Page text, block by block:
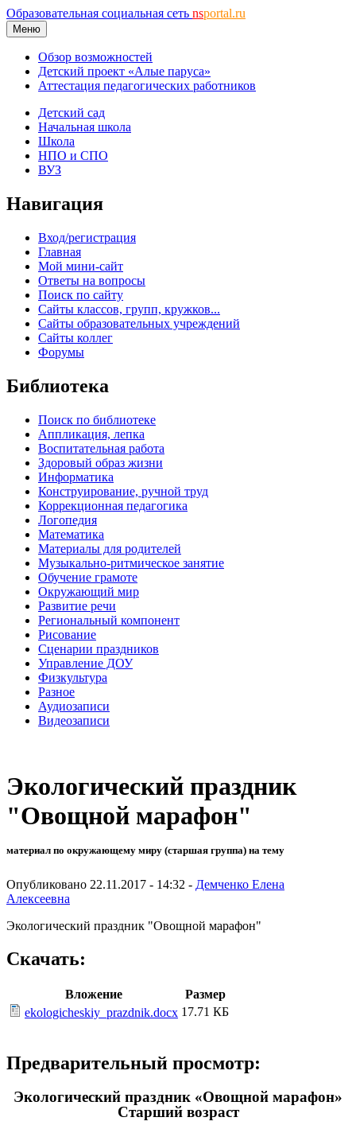
Образовательная социальная сеть nsportal.ru
Меню
Обзор возможностей
Детский проект «Алые паруса»
Аттестация педагогических работников
Детский сад
Начальная школа
Школа
НПО и СПО
ВУЗ
Навигация
Вход/регистрация
Главная
Мой мини-сайт
Ответы на вопросы
Поиск по сайту
Сайты классов, групп, кружков...
Сайты образовательных учреждений
Сайты коллег
Форумы
Библиотека
Поиск по библиотеке
Аппликация, лепка
Воспитательная работа
Здоровый образ жизни
Информатика
Конструирование, ручной труд
Коррекционная педагогика
Логопедия
Математика
Материалы для родителей
Музыкально-ритмическое занятие
Обучение грамоте
Окружающий мир
Развитие речи
Региональный компонент
Рисование
Сценарии праздников
Управление ДОУ
Физкультура
Разное
Аудиозаписи
Видеозаписи
Экологический праздник
"Овощной марафон"
материал по окружающему миру (старшая группа) на тему
Опубликовано 22.11.2017 - 14:32 - Демченко Елена
Алексеевна
Экологический праздник "Овощной марафон"
Скачать:
Вложение
Размер
ekologicheskiy_prazdnik.docx 17.71 КБ
Предварительный просмотр:
Экологический праздник «Овощной марафон»
Старший возраст